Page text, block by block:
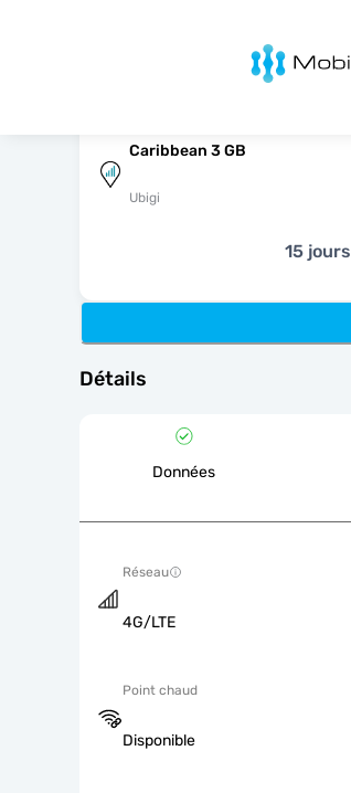
MobiMatter
Caribbean 3 GB
Ubigi
15 jours
Détails
Données
Réseau
4G/LTE
Point chaud
Disponible